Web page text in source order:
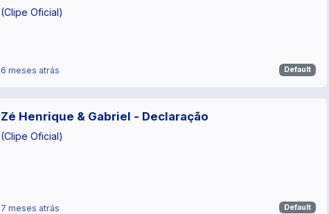
(Clipe Oficial)
6 meses atrás Default
Zé Henrique & Gabriel - Declaração
(Clipe Oficial)
7 meses atrás Default